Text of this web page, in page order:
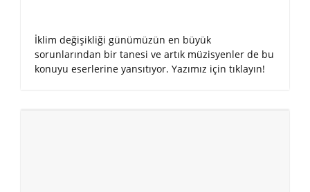
İklim değişikliği günümüzün en büyük
sorunlarından bir tanesi ve artık müzisyenler de bu
konuyu eserlerine yansıtıyor. Yazımız için tıklayın!